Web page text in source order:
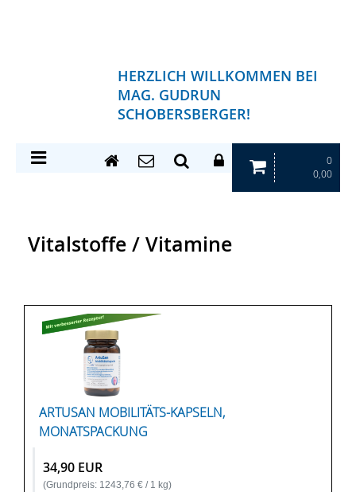
HERZLICH WILLKOMMEN BEI
MAG. GUDRUN
SCHOBERSBERGER!
0
0,00
Vitalstoffe / Vitamine
ARTUSAN MOBILITÄTS-KAPSELN,
MONATSPACKUNG
34,90 EUR
(Grundpreis: 1243,76 € / 1 kg)